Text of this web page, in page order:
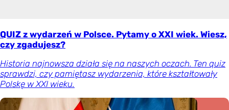
QUIZ z wydarzeń w Polsce. Pytamy o XXI wiek. Wiesz,
czy zgadujesz?
Historia najnowsza działa się na naszych oczach. Ten quiz
sprawdzi, czy pamiętasz wydarzenia, które kształtowały
Polskę w XXI wieku.